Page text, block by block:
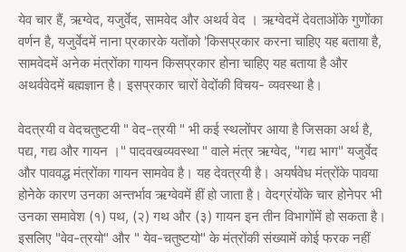
येव चार हैं, ऋग्वेद, यजुर्वेद, सामवेद और अथर्व वेद । ऋग्वेदमें देवताओंके गुणोंका
वर्णन है, यजुर्वेदमें नाना प्रकारके यतोंको 'किसप्रकार करना चाहिए यह बताया है,
सामवेदमें अनेक मंत्रोंका गायन किसप्रकार होना चाहिए यह बताया है और
अथर्ववेदमें बह्मज्ञान है। इसप्रकार चारों वेदोंकी विचय- व्यवस्था है।
वेदत्रयी व वेदचतुष्टयी " वेद-त्रयी " भी कई स्थलोंपर आया है जिसका अर्थ है,
पद्य, गद्य और गायन ।" पादवखव्यवस्था " वाले मंत्र ऋग्वेद, "गद्य भाग" यजुर्वेद
और पाववद्ध मंत्रोंका गायन सामवेव है। यह देवत्रयी है। अयर्षवेध मंत्रोंके पावया
होनेके कारण उनका अन्तर्भाव ऋग्वेवमें हीं हो जाता है। वेदग्रंयोंके चार होनेपर भी
उनका समावेश (१) पथ, (२) गथ और (३) गायन इन तीन विभागोंमें हो सकता है।
इसलिए "वेव-त्रयो" और " येव-चतुष्टयो" के मंत्रोंकी संख्यामें कोई फरक नहीं